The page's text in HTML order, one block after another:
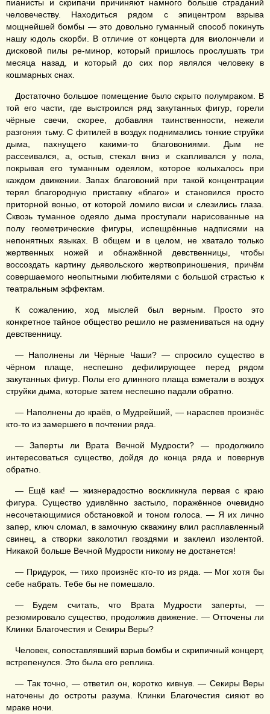
пианисты и скрипачи причиняют намного больше страданий
человечеству. Находиться рядом с эпицентром взрыва
мощнейшей бомбы — это довольно гуманный способ покинуть
нашу юдоль скорби. В отличие от концерта для виолончели и
дисковой пилы ре-минор, который пришлось прослушать три
месяца назад, и который до сих пор являлся человеку в
кошмарных снах.
Достаточно большое помещение было скрыто полумраком. В
той его части, где выстроился ряд закутанных фигур, горели
чёрные свечи, скорее, добавляя таинственности, нежели
разгоняя тьму. С фитилей в воздух поднимались тонкие струйки
дыма, пахнущего какими-то благовониями. Дым не
рассеивался, а, остыв, стекал вниз и скапливался у пола,
покрывая его туманным одеялом, которое колыхалось при
каждом движении. Запах благовоний при такой концентрации
терял благородную приставку «благо» и становился просто
приторной вонью, от которой ломило виски и слезились глаза.
Сквозь туманное одеяло дыма проступали нарисованные на
полу геометрические фигуры, испещрённые надписями на
непонятных языках. В общем и в целом, не хватало только
жертвенных ножей и обнажённой девственницы, чтобы
воссоздать картину дьявольского жертвоприношения, причём
совершаемого неопытными любителями с большой страстью к
театральным эффектам.
К сожалению, ход мыслей был верным. Просто это
конкретное тайное общество решило не размениваться на одну
девственницу.
— Наполнены ли Чёрные Чаши? — спросило существо в
чёрном плаще, неспешно дефилирующее перед рядом
закутанных фигур. Полы его длинного плаща взметали в воздух
струйки дыма, которые затем неспешно падали обратно.
— Наполнены до краёв, о Мудрейший, — нараспев произнёс
кто-то из замершего в почтении ряда.
— Заперты ли Врата Вечной Мудрости? — продолжило
интересоваться существо, дойдя до конца ряда и повернув
обратно.
— Ещё как! — жизнерадостно воскликнула первая с краю
фигура. Существо удивлённо застыло, поражённое очевидно
несочетающимися обстановкой и тоном голоса. — Я их лично
запер, ключ сломал, в замочную скважину влил расплавленный
свинец, а створки заколотил гвоздями и заклеил изолентой.
Никакой больше Вечной Мудрости никому не достанется!
— Придурок, — тихо произнёс кто-то из ряда. — Мог хотя бы
себе набрать. Тебе бы не помешало.
— Будем считать, что Врата Мудрости заперты, —
резюмировало существо, продолжив движение. — Отточены ли
Клинки Благочестия и Секиры Веры?
Человек, сопоставлявший взрыв бомбы и скрипичный концерт,
встрепенулся. Это была его реплика.
— Так точно, — ответил он, коротко кивнув. — Секиры Веры
наточены до остроты разума. Клинки Благочестия сияют во
мраке ночи.